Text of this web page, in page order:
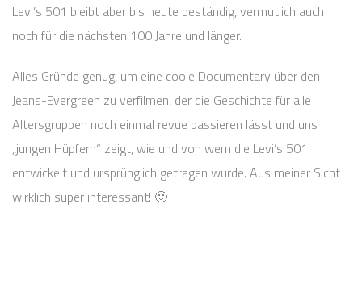
Levi’s 501 bleibt aber bis heute beständig, vermutlich auch
noch für die nächsten 100 Jahre und länger.
Alles Gründe genug, um eine coole Documentary über den
Jeans-Evergreen zu verfilmen, der die Geschichte für alle
Altersgruppen noch einmal revue passieren lässt und uns
„jungen Hüpfern“ zeigt, wie und von wem die Levi’s 501
entwickelt und ursprünglich getragen wurde. Aus meiner Sicht
wirklich super interessant! 🙂